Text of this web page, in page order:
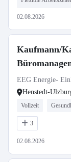
02.08.2026
Kaufmann/
EEG Energie-
Henstedt-
Vollzeit
3
02.08.2026